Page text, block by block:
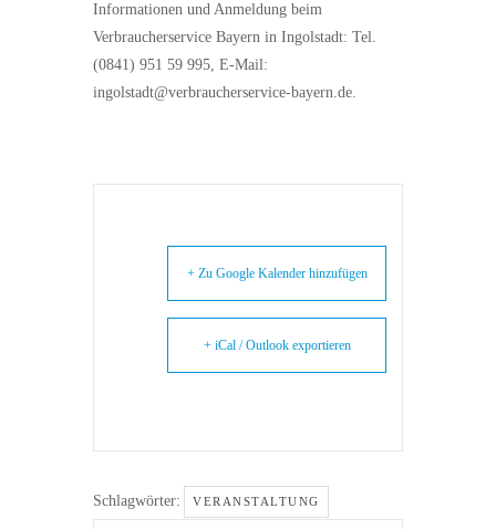
Informationen und Anmeldung beim
Verbraucherservice Bayern in Ingolstadt: Tel.
(0841) 951 59 995, E-Mail:
ingolstadt@verbraucherservice-bayern.de.
+ Zu Google Kalender hinzufügen
+ iCal / Outlook exportieren
Schlagwörter: VERANSTALTUNG